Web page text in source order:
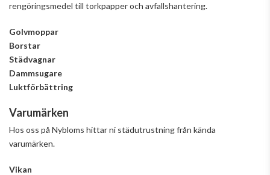
rengöringsmedel till torkpapper och avfallshantering.
Golvmoppar
Borstar
Städvagnar
Dammsugare
Luktförbättring
Varumärken
Hos oss på Nybloms hittar ni städutrustning från kända
varumärken.
Vikan